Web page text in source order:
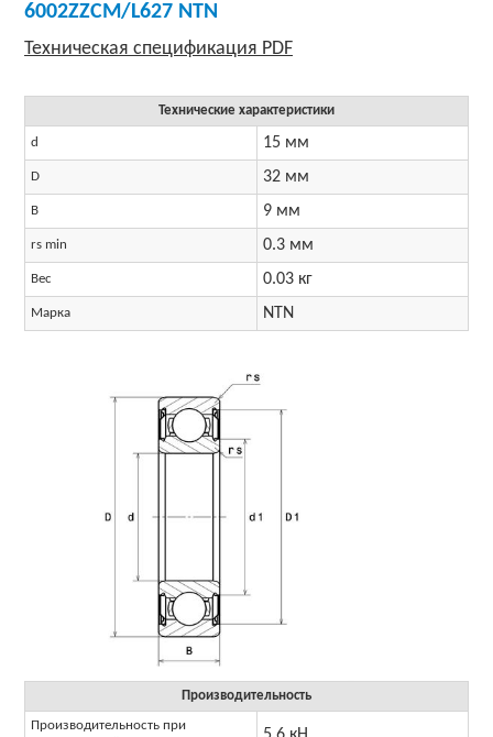
6002ZZCM/L627 NTN
Технические характеристики
d 15 мм
D 32 мм
B 9 мм
rs min 0.3 мм
Вес 0.03 кг
Марка NTN
Производительность
Производительность при